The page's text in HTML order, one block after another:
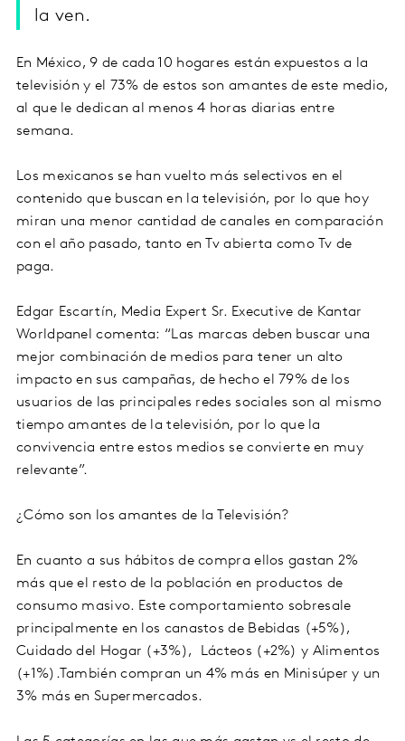
la ven.
En México, 9 de cada 10 hogares están expuestos a la
televisión y el 73% de estos son amantes de este medio,
al que le dedican al menos 4 horas diarias entre
semana.
Los mexicanos se han vuelto más selectivos en el
contenido que buscan en la televisión, por lo que hoy
miran una menor cantidad de canales en comparación
con el año pasado, tanto en Tv abierta como Tv de
paga.
Edgar Escartín, Media Expert Sr. Executive de Kantar
Worldpanel comenta: “Las marcas deben buscar una
mejor combinación de medios para tener un alto
impacto en sus campañas, de hecho el 79% de los
usuarios de las principales redes sociales son al mismo
tiempo amantes de la televisión, por lo que la
convivencia entre estos medios se convierte en muy
relevante”.
¿Cómo son los amantes de la Televisión?
En cuanto a sus hábitos de compra ellos gastan 2%
más que el resto de la población en productos de
consumo masivo. Este comportamiento sobresale
principalmente en los canastos de Bebidas (+5%),
Cuidado del Hogar (+3%), Lácteos (+2%) y Alimentos
(+1%).También compran un 4% más en Minisúper y un
3% más en Supermercados.